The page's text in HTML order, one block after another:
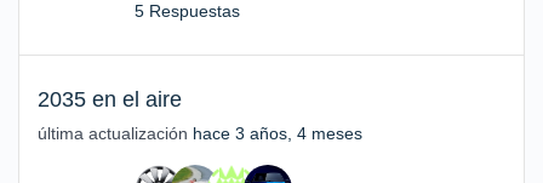
5 Respuestas
2035 en el aire
última actualización hace 3 años, 4 meses